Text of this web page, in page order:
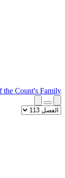
the Count's Family